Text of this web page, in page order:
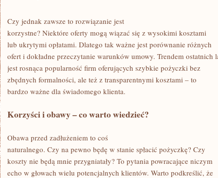
Czy jednak zawsze to rozwiązanie jest
korzystne? Niektóre oferty mogą wiązać się z wysokimi kosztami
lub ukrytymi opłatami. Dlatego tak ważne jest porównanie różnych
ofert i dokładne przeczytanie warunków umowy. Trendem ostatnich
jest rosnąca popularność firm oferujących szybkie pożyczki bez
zbędnych formalności, ale też z transparentnymi kosztami – to
bardzo ważne dla świadomego klienta.
Korzyści i obawy – co warto wiedzieć?
Obawa przed zadłużeniem to coś
naturalnego. Czy na pewno będę w stanie spłacić pożyczkę? Czy
koszty nie będą mnie przygniatały? To pytania powracające niczym
echo w głowach wielu potencjalnych klientów. Warto podkreślić, że